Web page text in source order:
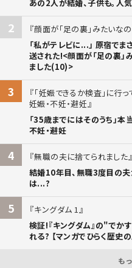
あの2人が結婚、子供も。人
2
顔面が「足の裏」みたいな
「私がテレビに...」 原宿で
送された!<顔面が「足の裏
ました(10)>
3
「妊娠できるか検査」に行
妊娠・不妊・避妊
「35歳までにはそのうち」
不妊・避妊
4
無職の夫に捨てられました
結婚10年目、無職3度目の夫
は...?
5
キングダム 1
検証!『キングダム』の"でか
れる? 【マンガでひらく歴史の
も